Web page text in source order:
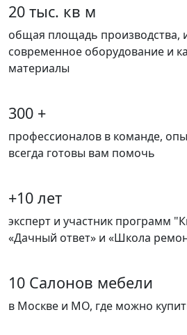
20 тыс. кв м
общая площадь производства,
современное оборудование и
материалы
300 +
профессионалов в команде,
всегда готовы вам помочь
+10 лет
эксперт и участник программ
«Дачный ответ» и «Школа
10 Салонов мебели
в Москве и МО, где можно